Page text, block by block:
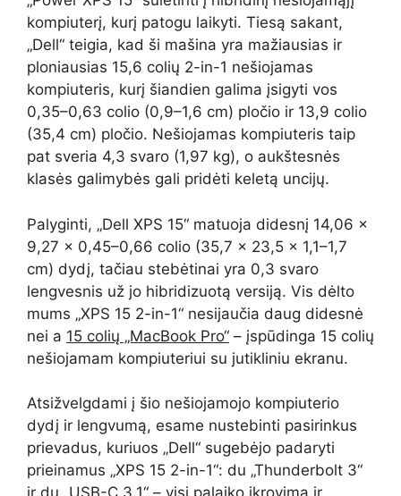
kompiuterį, kurį patogu laikyti. Tiesą sakant,
„Dell“ teigia, kad ši mašina yra mažiausias ir
ploniausias 15,6 colių 2-in-1 nešiojamas
kompiuteris, kurį šiandien galima įsigyti vos
0,35–0,63 colio (0,9–1,6 cm) pločio ir 13,9 colio
(35,4 cm) pločio. Nešiojamas kompiuteris taip
pat sveria 4,3 svaro (1,97 kg), o aukštesnės
klasės galimybės gali pridėti keletą uncijų.
Palyginti, „Dell XPS 15“ matuoja didesnį 14,06 x
9,27 x 0,45–0,66 colio (35,7 x 23,5 x 1,1–1,7
cm) dydį, tačiau stebėtinai yra 0,3 svaro
lengvesnis už jo hibridizuotą versiją. Vis dėlto
mums „XPS 15 2-in-1“ nesijaučia daug didesnė
nei a 15 colių „MacBook Pro“ – įspūdinga 15 colių
nešiojamam kompiuteriui su jutikliniu ekranu.
Atsižvelgdami į šio nešiojamojo kompiuterio
dydį ir lengvumą, esame nustebinti pasirinkus
prievadus, kuriuos „Dell“ sugebėjo padaryti
prieinamus „XPS 15 2-in-1“: du „Thunderbolt 3“